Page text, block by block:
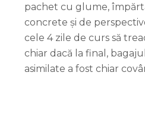
pachet cu glume,
concrete și de
cele 4 zile de curs să
chiar dacă la final,
asimilate a fost chiar